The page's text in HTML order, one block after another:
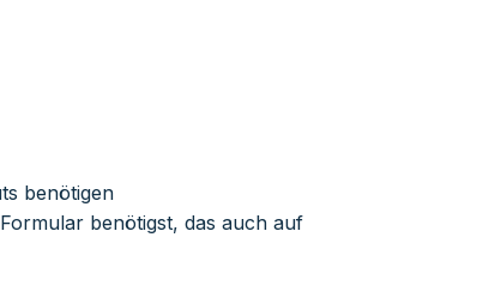
benötigen
benötigst, das auch auf